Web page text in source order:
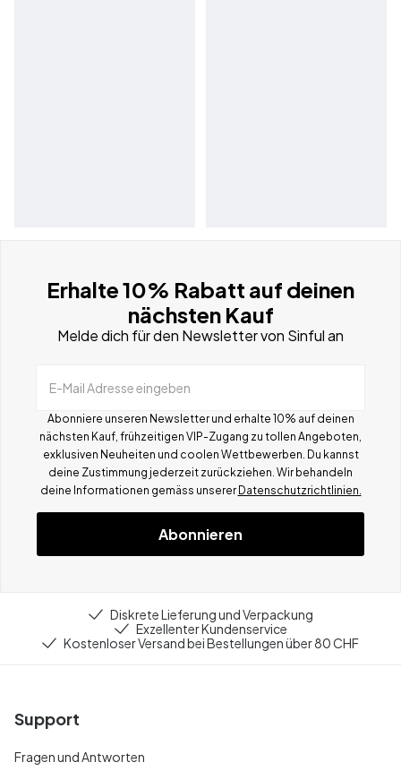
Erhalte 10% Rabatt auf deinen
nächsten Kauf
Melde dich für den Newsletter von Sinful an
E-Mail Adresse eingeben
Abonniere unseren Newsletter und erhalte 10% auf deinen
nächsten Kauf, frühzeitigen VIP-Zugang zu tollen Angeboten,
exklusiven Neuheiten und coolen Wettbewerben. Du kannst
deine Zustimmung jederzeit zurückziehen. Wir behandeln
deine Informationen gemäss unserer Datenschutzrichtlinien.
Abonnieren
Diskrete Lieferung und Verpackung
Exzellenter Kundenservice
Kostenloser Versand bei Bestellungen über 80 CHF
Support
Fragen und Antworten